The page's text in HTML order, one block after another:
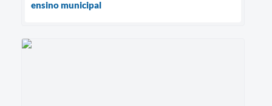
ensino municipal